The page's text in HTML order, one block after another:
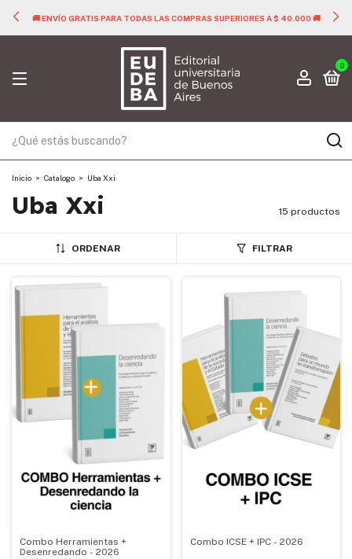
🚚 ENVÍO GRATIS PARA TODAS LAS COMPRAS SUPERIORES A $ 40.000 🚚
0
Inicio > Catalogo > Uba Xxi
Uba Xxi 15 productos
ORDENAR FILTRAR
Combo Herramientas +
Desenredando - 2026
Combo ICSE + IPC - 2026